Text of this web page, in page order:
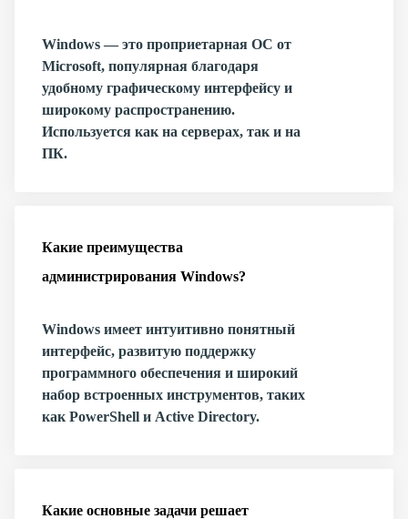
Windows — это проприетарная ОС от
Microsoft, популярная благодаря
удобному графическому интерфейсу и
широкому распространению.
Используется как на серверах, так и на
ПК.
Какие преимущества
администрирования Windows?
Windows имеет интуитивно понятный
интерфейс, развитую поддержку
программного обеспечения и широкий
набор встроенных инструментов, таких
как PowerShell и Active Directory.
Какие основные задачи решает